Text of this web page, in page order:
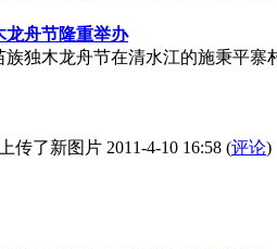
龙舟节隆重举办
族独木龙舟节在清水江的施秉平
上传了新图片 2011-4-10 16:58 (评论)